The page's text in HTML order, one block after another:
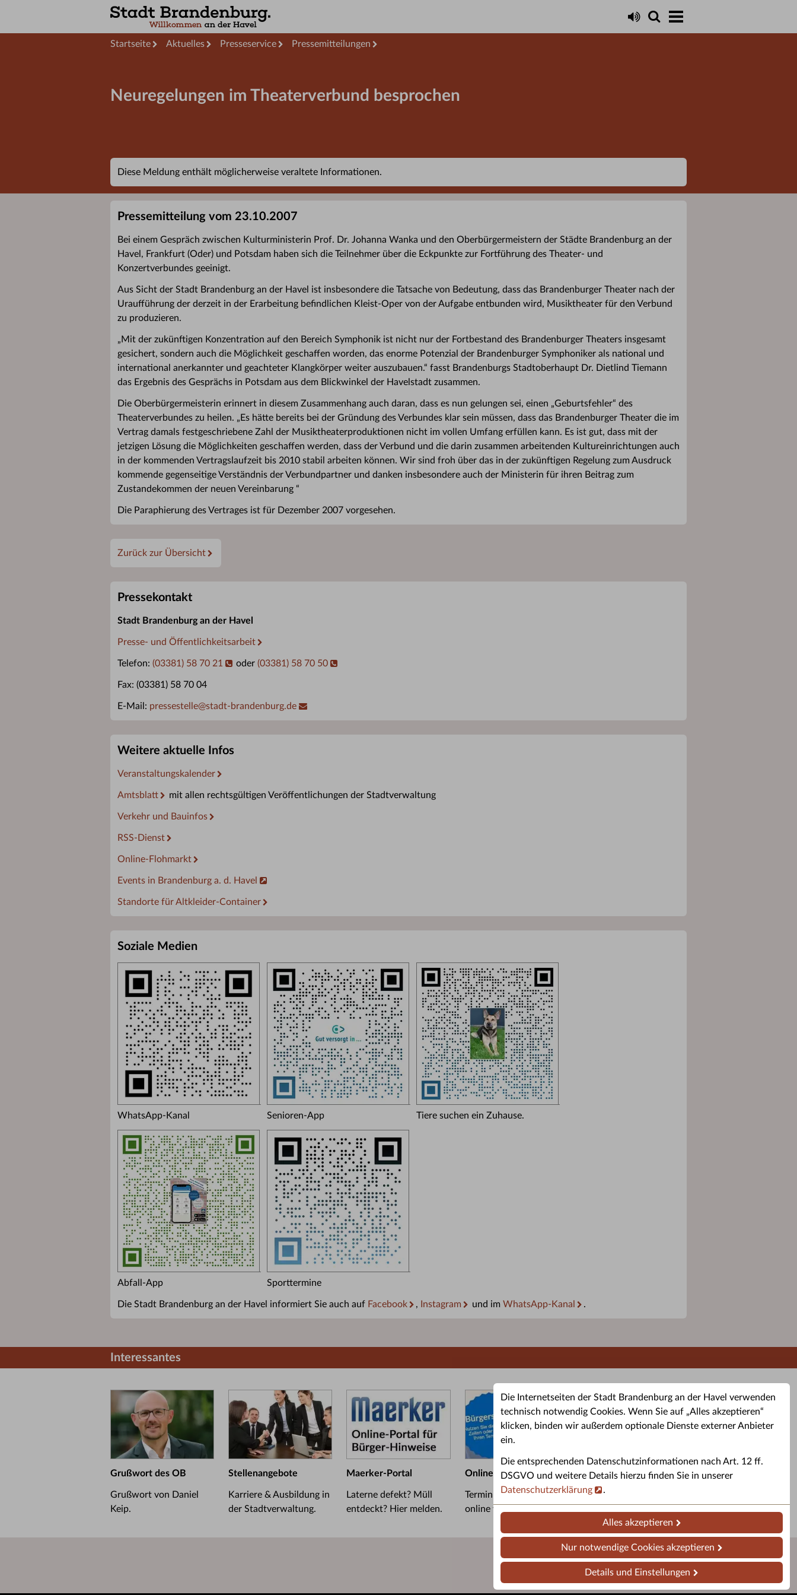
Die Internetseiten der Stadt Brandenburg an der Havel verwenden
technisch notwendig Cookies. Wenn Sie auf „Alles akzeptieren“
klicken, binden wir außerdem optionale Dienste externer Anbieter
ein.
Die entsprechenden Datenschutzinformationen nach Art. 12 ff.
DSGVO und weitere Details hierzu finden Sie in unserer
Datenschutzerklärung
.
Alles akzeptieren
Nur notwendige Cookies akzeptieren
Details und Einstellungen
Startseite Aktuelles Presseservice Pressemitteilungen
Neuregelungen im Theaterverbund besprochen
Diese Meldung enthält möglicherweise veraltete Informationen.
Pressemitteilung vom 23.10.2007
Bei einem Gespräch zwischen Kulturministerin Prof. Dr. Johanna Wanka und den Oberbürgermeistern der Städte Brandenburg an der
Havel, Frankfurt (Oder) und Potsdam haben sich die Teilnehmer über die Eckpunkte zur Fortführung des Theater- und
Konzertverbundes geeinigt.
Aus Sicht der Stadt Brandenburg an der Havel ist insbesondere die Tatsache von Bedeutung, dass das Brandenburger Theater nach der
Uraufführung der derzeit in der Erarbeitung befindlichen Kleist-Oper von der Aufgabe entbunden wird, Musiktheater für den Verbund
zu produzieren.
„Mit der zukünftigen Konzentration auf den Bereich Symphonik ist nicht nur der Fortbestand des Brandenburger Theaters insgesamt
gesichert, sondern auch die Möglichkeit geschaffen worden, das enorme Potenzial der Brandenburger Symphoniker als national und
international anerkannter und geachteter Klangkörper weiter auszubauen.“ fasst Brandenburgs Stadtoberhaupt Dr. Dietlind Tiemann
das Ergebnis des Gesprächs in Potsdam aus dem Blickwinkel der Havelstadt zusammen.
Die Oberbürgermeisterin erinnert in diesem Zusammenhang auch daran, dass es nun gelungen sei, einen „Geburtsfehler“ des
Theaterverbundes zu heilen. „Es hätte bereits bei der Gründung des Verbundes klar sein müssen, dass das Brandenburger Theater die im
Vertrag damals festgeschriebene Zahl der Musiktheaterproduktionen nicht im vollen Umfang erfüllen kann. Es ist gut, dass mit der
jetzigen Lösung die Möglichkeiten geschaffen werden, dass der Verbund und die darin zusammen arbeitenden Kultureinrichtungen auch
in der kommenden Vertragslaufzeit bis 2010 stabil arbeiten können. Wir sind froh über das in der zukünftigen Regelung zum Ausdruck
kommende gegenseitige Verständnis der Verbundpartner und danken insbesondere auch der Ministerin für ihren Beitrag zum
Zustandekommen der neuen Vereinbarung “
Die Paraphierung des Vertrages ist für Dezember 2007 vorgesehen.
Zurück zur Übersicht
Pressekontakt
Stadt Brandenburg an der Havel
Presse- und Öffentlichkeitsarbeit
Telefon: (03381) 58 70 21 oder (03381) 58 70 50
Fax: (03381) 58 70 04
E-Mail: pressestelle@stadt-brandenburg.de
Weitere aktuelle Infos
Veranstaltungskalender
Amtsblatt mit allen rechtsgültigen Veröffentlichungen der Stadtverwaltung
Verkehr und Bauinfos
RSS-Dienst
Online-Flohmarkt
Events in Brandenburg a. d. Havel
Standorte für Altkleider-Container
Soziale Medien
WhatsApp-Kanal Senioren-App Tiere suchen ein Zuhause.
Abfall-App Sporttermine
Die Stadt Brandenburg an der Havel informiert Sie auch auf Facebook , Instagram und im WhatsApp-Kanal .
Interessantes
Grußwort des OB
Grußwort von Daniel
Keip.
Stellenangebote
Karriere & Ausbildung in
der Stadtverwaltung.
Maerker-Portal
Laterne defekt? Müll
entdeckt? Hier melden.
Online-Terminbuchung
Termin im Bürgerservice
online vereinbaren.
Altkleider-Container
Standorte für Altkleider-
Sporttermine